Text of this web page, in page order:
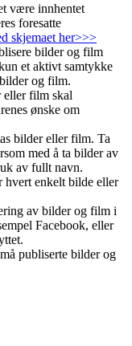
være innhentet
foresatte
skjemaet her>>>
bilder og film
et aktivt samtykke
og film.
eller film skal
ønske om
bilder eller film. Ta
med å ta bilder av
av fullt navn.
enkelt bilde eller
av bilder og film i
Facebook, eller
publiserte bilder og